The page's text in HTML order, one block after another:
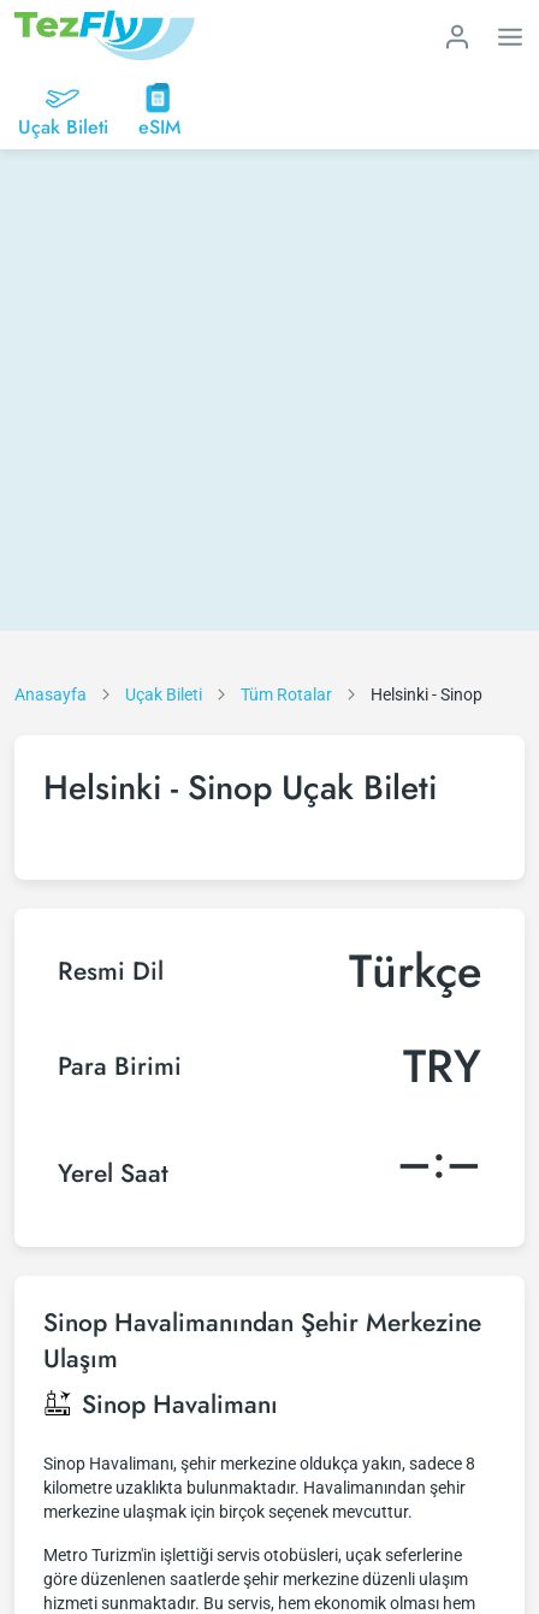
Uçak Bileti eSIM
Anasayfa Uçak Bileti Tüm Rotalar Helsinki - Sinop
Helsinki - Sinop Uçak Bileti
Resmi Dil Türkçe
Para Birimi TRY
Yerel Saat –:–
Sinop Havalimanından Şehir Merkezine
Ulaşım
Sinop Havalimanı
Sinop Havalimanı, şehir merkezine oldukça yakın, sadece 8
kilometre uzaklıkta bulunmaktadır. Havalimanından şehir
merkezine ulaşmak için birçok seçenek mevcuttur.
Metro Turizm'in işlettiği servis otobüsleri, uçak seferlerine
göre düzenlenen saatlerde şehir merkezine düzenli ulaşım
hizmeti sunmaktadır. Bu servis, hem ekonomik olması hem